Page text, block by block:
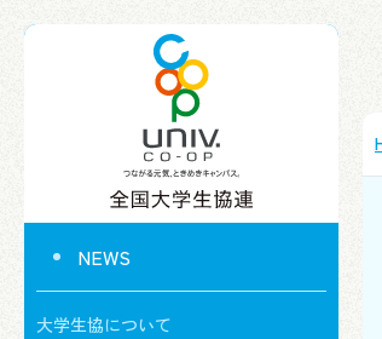
NEWS
大学生協について